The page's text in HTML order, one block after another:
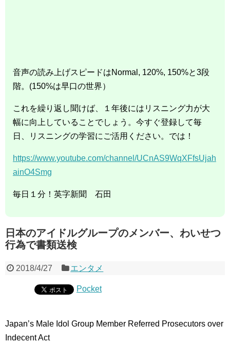
音声の読み上げスピードはNormal, 120%, 150%と3段
階。(150%は早口の世界）
これを繰り返し聞けば、１年後にはリスニング力が大
幅に向上していることでしょう。今すぐ登録して毎
日、リスニングの学習にご活用ください。では！
https://www.youtube.com/channel/UCnAS9WqXFfsUjah
ainO4Smg
毎日１分！英字新聞 石田
日本のアイドルグループのメンバー、わいせつ
行為で書類送検
2018/4/27 エンタメ
Pocket
Japan’s Male Idol Group Member Referred Prosecutors over
Indecent Act